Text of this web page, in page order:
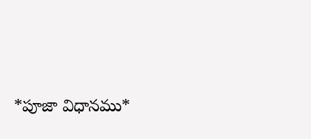
*పూజా విధానము*